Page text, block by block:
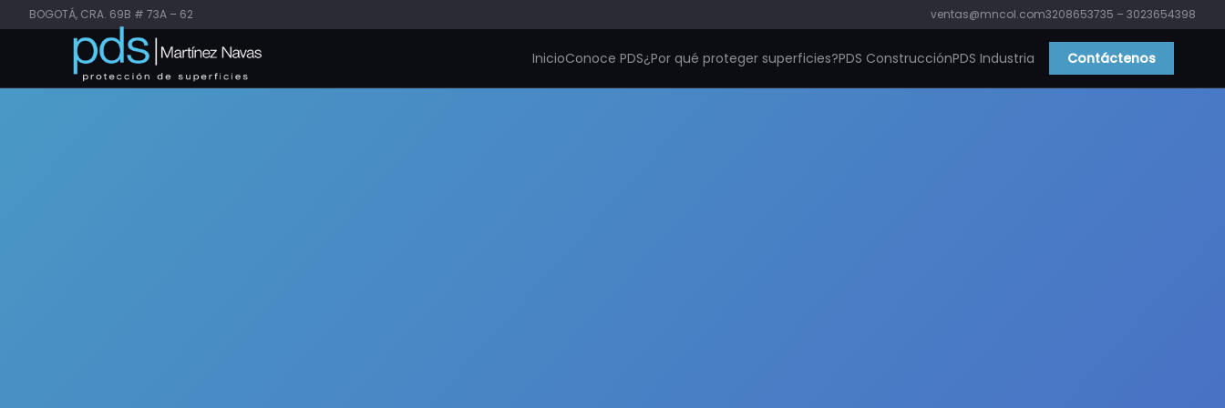
BOGOTÁ, CRA. 69B # 73A – 62 ventas@mncol.com3208653735 – 3023654398
InicioConoce PDS¿Por qué proteger superficies?PDS ConstrucciónPDS Industria Contáctenos